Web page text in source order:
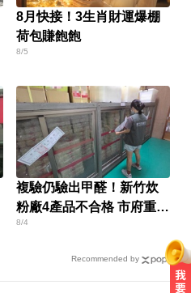
8月快接！3生肖財運爆棚
荷包賺飽飽
8/5
複驗仍驗出甲醛！新竹炊
粉廠4產品不合格 市府重罰
384萬元
8/4
Recommended by